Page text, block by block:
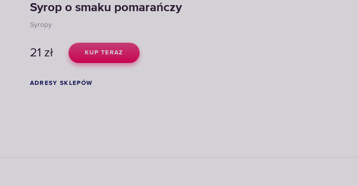
Syrop o smaku pomarańczy
Syropy
21 zł KUP TERAZ
ADRESY SKLEPÓW